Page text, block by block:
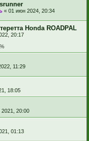
« 01 июн 2024, 20:34
Honda ROADPAL
20:17
11:29
18:05
2021, 20:00
01:13